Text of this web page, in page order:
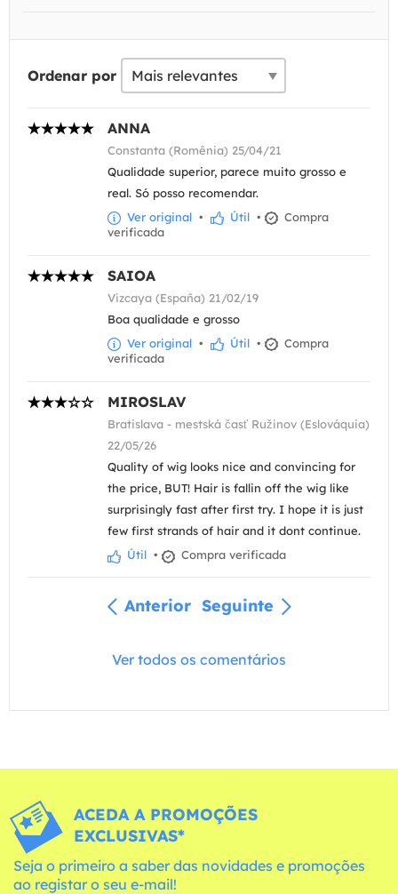
Ordenar por
ANNA
Constanta (Romênia) 25/04/21
Qualidade superior, parece muito grosso e
real. Só posso recomendar.
Ver original • Útil •
Compra
verificada
SAIOA
Vizcaya (España) 21/02/19
Boa qualidade e grosso
Ver original • Útil •
Compra
verificada
MIROSLAV
Bratislava - mestská časť Ružinov (Eslováquia)
22/05/26
Quality of wig looks nice and convincing for
the price, BUT! Hair is fallin off the wig like
surprisingly fast after first try. I hope it is just
few first strands of hair and it dont continue.
Útil • Compra verificada
Anterior Seguinte
Ver todos os comentários
ACEDA A PROMOÇÕES
EXCLUSIVAS*
Seja o primeiro a saber das novidades e promoções
ao registar o seu e-mail!